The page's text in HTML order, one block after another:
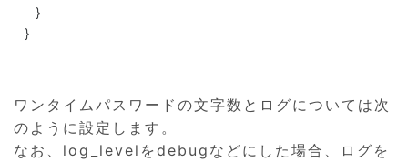
    }
  }
ワンタイムパスワードの文字数とログについては次
のように設定します。
なお、log_levelをdebugなどにした場合、ログを